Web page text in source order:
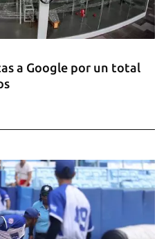
a Google por un total